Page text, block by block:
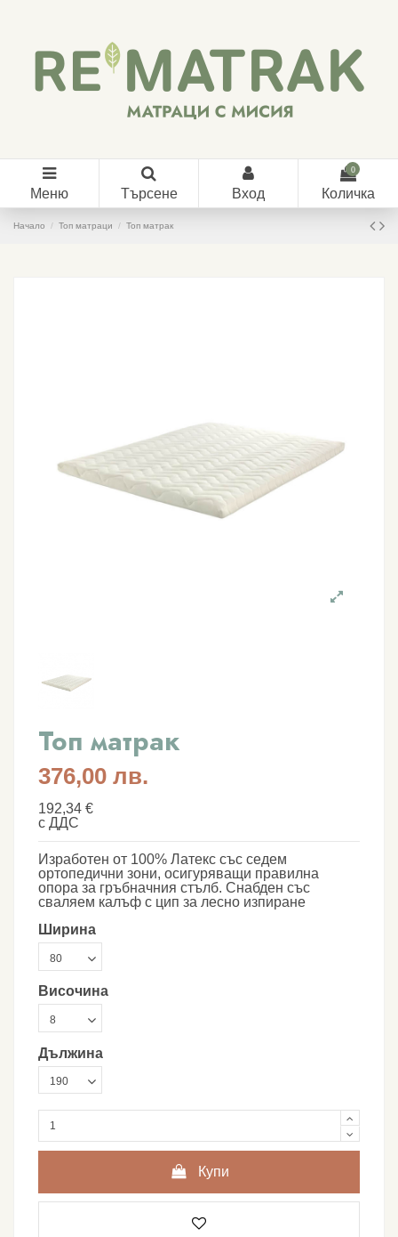
Меню Търсене Вход
0
Количка
Начало Топ матраци Топ матрак
Топ матрак
376,00 лв.
192,34 €
с ДДС
Изработен от 100% Латекс със седем
ортопедични зони, осигуряващи правилна
опора за гръбначния стълб. Снабден със
сваляем калъф с цип за лесно изпиране
Ширина
Височина
Дължина
Купи